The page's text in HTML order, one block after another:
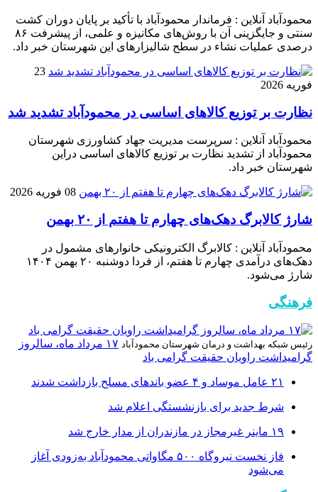
محمودآباد آنلاین : فرماندار محمودآباد با تأکید بر پایان دوران کشت
سنتی و جایگزینی آن با روش‌های مکانیزه و علمی، از پیشرفت ۸۶
درصدی عملیات نشاء در سطح شالیزارهای این شهرستان خبر داد.
23
فوریه 2026
نظارت بر توزیع کالا‌های اساسی در محمودآباد تشدید شد
محمودآباد آنلاین : سرپرست مدیریت جهاد کشاورزی شهرستان
محمودآباد از تشدید نظارت بر توزیع کالا‌های اساسی دراین
شهرستان خبر داد.
08 فوریه 2026
شارژ کالابرگ دهک‌های چهارم تا هفتم از ۲۰ بهمن
محمودآباد آنلاین : کالابرگ الکترونیکی خانوار‌های مشمول در
دهک‌های درآمدی چهارم تا هفتم، از فردا دوشنبه ۲۰ بهمن ۱۴۰۴
شارژ می‌شود.
فرهنگی
رئیس شبکه بهداشت و درمان شهرستان محمودآباد
۱۷ مرداد ماه، سالروز
گرامیداشت راویان حقیقت گرامی باد
۲۱ عامل موساد و ۴ عضو باند‌های مسلح بازداشت شدند
شرط جدید برای بازنشستگی اعلام شد
۱۹ ماینر غیرمجاز در مازندران از مدار خارج شد
فاز نخست نیروگاه ۵۰۰ مگاواتی محمودآباد به‌زودی آغاز
می‌شود